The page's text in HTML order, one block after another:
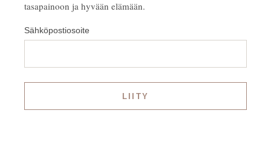
tasapainoon ja hyvään elämään.
Sähköpostiosoite